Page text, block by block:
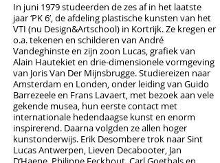
In juni 1979 studeerden de zes af in het laatste
jaar ‘PK 6’, de afdeling plastische kunsten van het
VTI (nu Design&Artschool) in Kortrijk. Ze kregen er
o.a. tekenen en schilderen van André
Vandeghinste en zijn zoon Lucas, grafiek van
Alain Hautekiet en drie-dimensionele vormgeving
van Joris Van Der Mijnsbrugge. Studiereizen naar
Amsterdam en Londen, onder leiding van Guido
Barrezeele en Frans Lavaert, met bezoek aan vele
gekende musea, hun eerste contact met
internationale hedendaagse kunst en enorm
inspirerend. Daarna volgden ze allen hoger
kunstonderwijs. Erik Desombere trok naar Sint
Lucas Antwerpen, Lieven Decabooter, Jan